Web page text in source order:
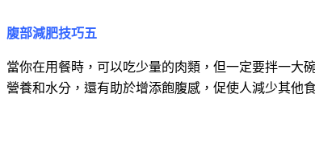
腹部減肥技巧五
當你在用餐時，可以吃少量的肉類，但一定要拌一大
營養和水分，還有助於增添飽腹感，促使人減少其他